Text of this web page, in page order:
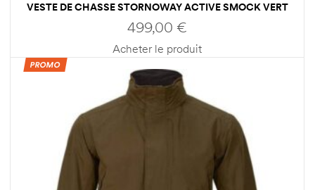
VESTE DE CHASSE STORNOWAY ACTIVE SMOCK VERT
48 HOMME HARKILA
499,00 €
Acheter le produit
PROMO